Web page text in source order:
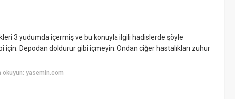
3 yudumda içermiş ve bu konuyla ilgili hadislerde şöyle
Depodan doldurur gibi içmeyin. Ondan ciğer hastalıkları zuhur
okuyun: yasemin.com